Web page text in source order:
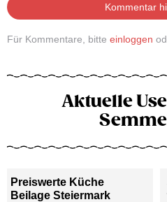
Kommentar
Für Kommentare, bitte einloggen
Aktuelle
Preiswerte Küche
Beilage Steiermark